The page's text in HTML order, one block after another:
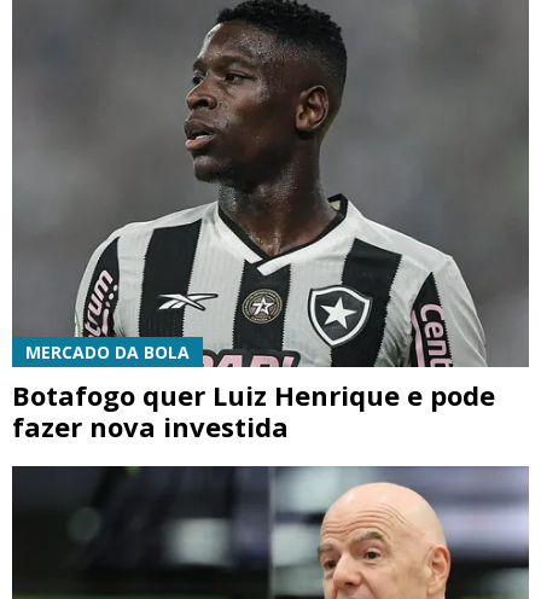
MERCADO DA BOLA
Botafogo quer Luiz Henrique e pode
fazer nova investida